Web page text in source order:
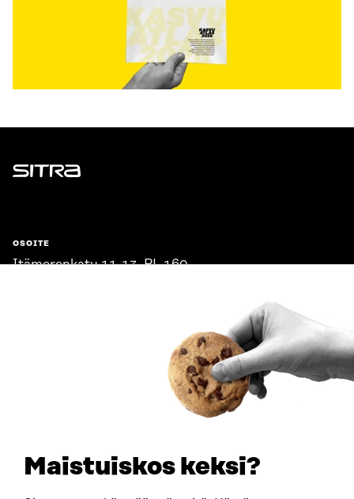
Maistuiskos keksi?
Sitra
OSOITE
Itämerenkatu 11-13, PL 160,